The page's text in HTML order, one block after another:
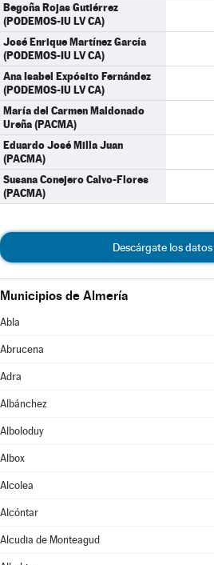
Begoña Rojas Gutiérrez
(PODEMOS-IU LV CA)
José Enrique Martínez García
(PODEMOS-IU LV CA)
Ana Isabel Expósito Fernández
(PODEMOS-IU LV CA)
María del Carmen Maldonado
Ureña (PACMA)
Eduardo José Milla Juan
(PACMA)
Susana Conejero Calvo-Flores
(PACMA)
Descárgate los
Municipios de Almería
Abla
Abrucena
Adra
Albánchez
Alboloduy
Albox
Alcolea
Alcóntar
Alcudia de Monteagud